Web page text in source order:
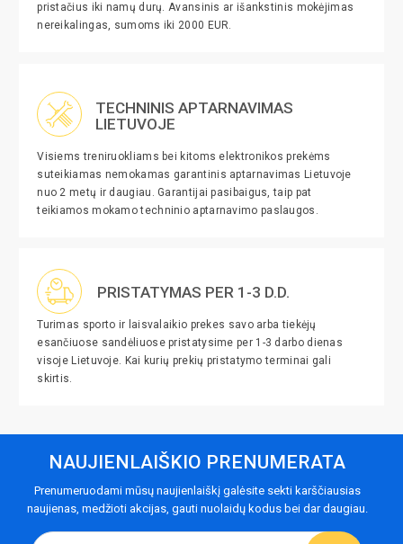
pristačius iki namų durų. Avansinis ar išankstinis mokėjimas
nereikalingas, sumoms iki 2000 EUR.
TECHNINIS APTARNAVIMAS
LIETUVOJE
Visiems treniruokliams bei kitoms elektronikos prekėms
suteikiamas nemokamas garantinis aptarnavimas Lietuvoje
nuo 2 metų ir daugiau. Garantijai pasibaigus, taip pat
teikiamos mokamo techninio aptarnavimo paslaugos.
PRISTATYMAS PER 1-3 D.D.
Turimas sporto ir laisvalaikio prekes savo arba tiekėjų
esančiuose sandėliuose pristatysime per 1-3 darbo dienas
visoje Lietuvoje. Kai kurių prekių pristatymo terminai gali
skirtis.
NAUJIENLAIŠKIO PRENUMERATA
Prenumeruodami mūsų naujienlaiškį galėsite sekti karščiausias
naujienas, medžioti akcijas, gauti nuolaidų kodus bei dar daugiau.